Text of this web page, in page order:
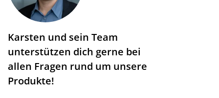
Karsten und sein Team
unterstützen dich gerne bei
allen Fragen rund um unsere
Produkte!